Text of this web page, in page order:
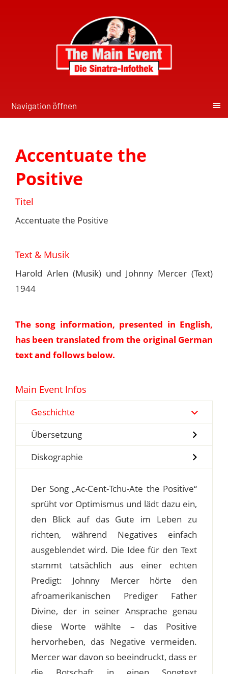
Navigation öffnen
Accentuate the
Positive
Titel
Accentuate the Positive
Text & Musik
Harold Arlen (Musik) und Johnny Mercer (Text)
1944
The song information, presented in English,
has been translated from the original German
text and follows below.
Main Event Infos
Geschichte
Übersetzung
Diskographie
Der Song „Ac-Cent-Tchu-Ate the Positive“
sprüht vor Optimismus und lädt dazu ein,
den Blick auf das Gute im Leben zu
richten, während Negatives einfach
ausgeblendet wird. Die Idee für den Text
stammt tatsächlich aus einer echten
Predigt: Johnny Mercer hörte den
afroamerikanischen Prediger Father
Divine, der in seiner Ansprache genau
diese Worte wählte – das Positive
hervorheben, das Negative vermeiden.
Mercer war davon so beeindruckt, dass er